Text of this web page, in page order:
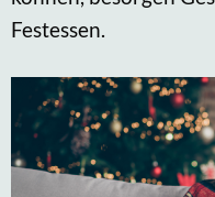
Festessen.